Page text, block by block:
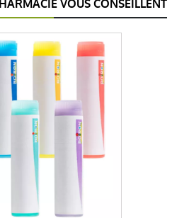
VOUS CONSEILLENT